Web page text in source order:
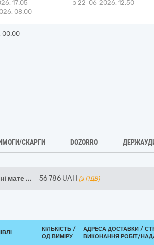
17:05
08:00
з22-06-2026, 12:50
00:00
СКАРГИ DOZORRO
мате ... 56 786 UAH (з ПДВ)
КІЛЬКІСТЬ /
ОД.ВИМІРУ
АДРЕСА ДОСТАВКИ /
ВИКОНАННЯ РОБІТ/